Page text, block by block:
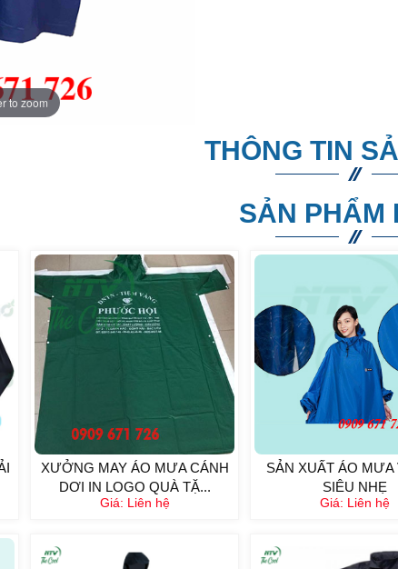
to zoom
THÔNG TIN
SẢN PHẨM
XƯỞNG MAY ÁO MƯA CÁNH
DƠI IN LOGO QUÀ TẶ...
Giá: Liên hệ
SẢN XUẤT ÁO MƯA
SIÊU NHẸ
Giá: Liên hệ